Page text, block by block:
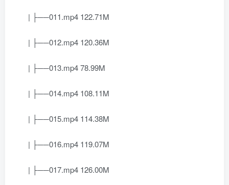
| ├──011.mp4 122.71M
| ├──012.mp4 120.36M
| ├──013.mp4 78.99M
| ├──014.mp4 108.11M
| ├──015.mp4 114.38M
| ├──016.mp4 119.07M
| ├──017.mp4 126.00M